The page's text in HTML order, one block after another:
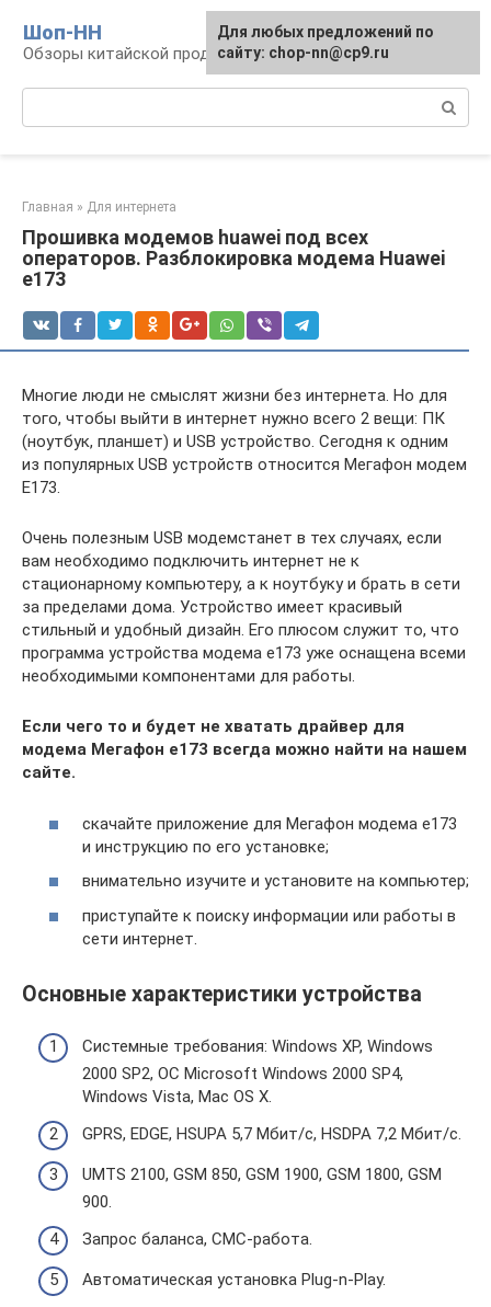
контенту
Шоп-HH
Обзоры китайской продукции Huawei и Honor
Главная » Для интернета
Прошивка модемов huawei под всех
операторов. Разблокировка модема Huawei
e173
Многие люди не смыслят жизни без интернета. Но для
того, чтобы выйти в интернет нужно всего 2 вещи: ПК
(ноутбук, планшет) и USB устройство. Сегодня к одним
из популярных USB устройств относится Мегафон модем
E173.
Очень полезным USB модемстанет в тех случаях, если
вам необходимо подключить интернет не к
стационарному компьютеру, а к ноутбуку и брать в сети
за пределами дома. Устройство имеет красивый
стильный и удобный дизайн. Его плюсом служит то, что
программа устройства модема e173 уже оснащена всеми
необходимыми компонентами для работы.
Если чего то и будет не хватать драйвер для
модема Мегафон e173 всегда можно найти на нашем
сайте.
скачайте приложение для Мегафон модема e173
и инструкцию по его установке;
внимательно изучите и установите на компьютер;
приступайте к поиску информации или работы в
сети интернет.
Основные характеристики устройства
Системные требования: Windows XP, Windows
2000 SP2, OC Microsoft Windows 2000 SP4,
Windows Vista, Mac OS X.
GPRS, EDGE, HSUPA 5,7 Мбит/с, HSDPA 7,2 Мбит/с.
UMTS 2100, GSM 850, GSM 1900, GSM 1800, GSM
900.
Запрос баланса, СМС-работа.
Автоматическая установка Plug-n-Play.
Для любых предложений по
сайту: chop-nn@cp9.ru